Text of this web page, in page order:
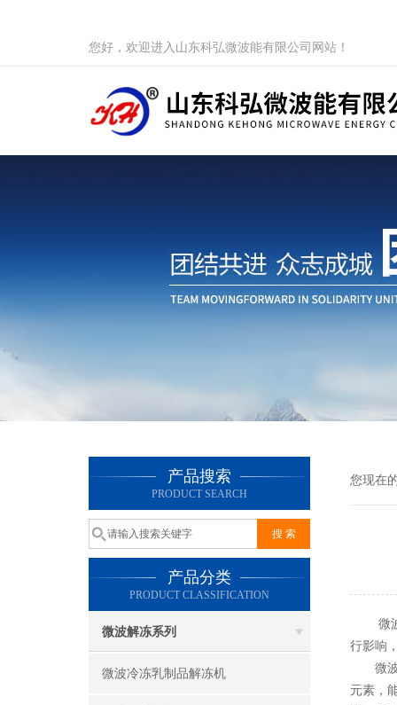
您好，欢迎进入山东科弘微波能有限公司网站！
产品搜索
PRODUCT SEARCH
产品分类
PRODUCT CLASSIFICATION
微波解冻系列
微波冷冻乳制品解冻机
您现在
微波
行影响
微波
元素，